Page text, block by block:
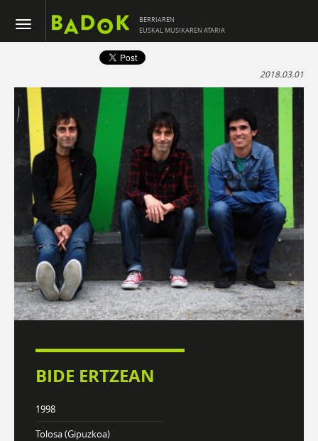
BERRIAREN
EUSKAL MUSIKAREN ATARIA
2018.03.01
BIDE ERTZEAN
1998
Tolosa (Gipuzkoa)